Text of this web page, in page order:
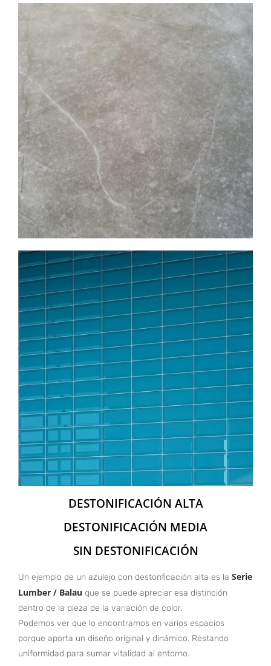
DESTONIFICACIÓN ALTA
DESTONIFICACIÓN MEDIA
SIN DESTONIFICACIÓN
Un ejemplo de un azulejo con destonficación alta es la Serie
Lumber / Balau que se puede apreciar esa distinción
dentro de la pieza de la variación de color.
Podemos ver que lo encontramos en varios espacios
porque aporta un diseño original y dinámico. Restando
uniformidad para sumar vitalidad al entorno.